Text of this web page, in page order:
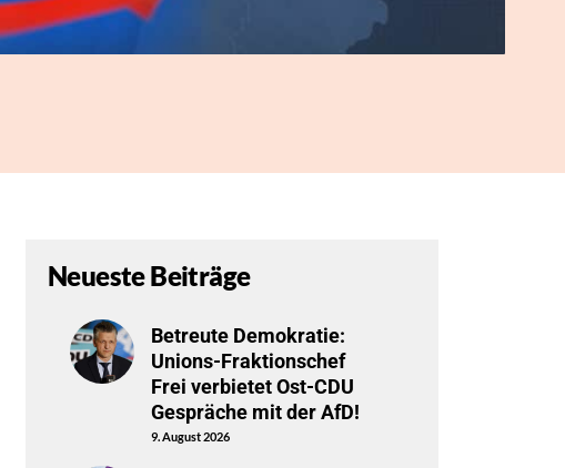
Neueste Beiträge
Betreute Demokratie:
Unions-Fraktionschef
Frei verbietet Ost-CDU
Gespräche mit der AfD!
9. August 2026